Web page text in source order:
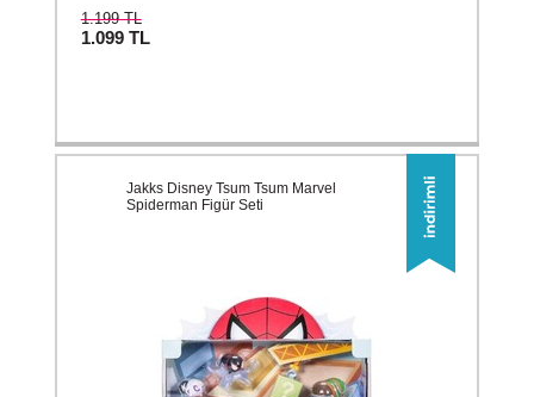
1.199 TL
1.099 TL
Jakks Disney Tsum Tsum Marvel
Spiderman Figür Seti